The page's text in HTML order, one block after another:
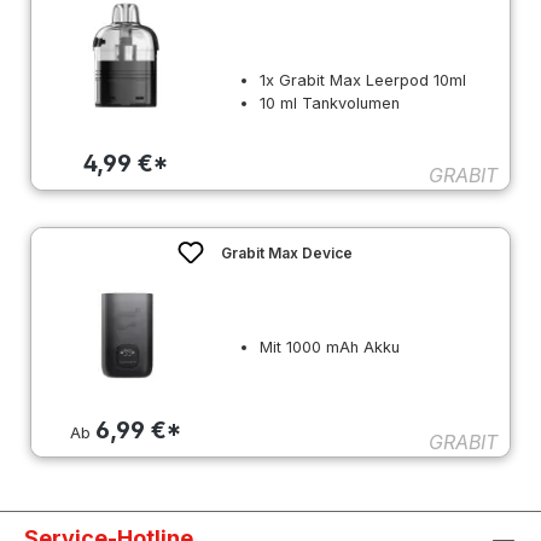
4,99 €*
1x Grabit Max Leerpod 10ml
10 ml Tankvolumen
GRABIT
Ab 6,99 €*
Grabit Max Device
Mit 1000 mAh Akku
GRABIT